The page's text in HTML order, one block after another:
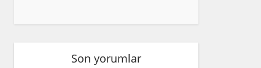
Son yorumlar